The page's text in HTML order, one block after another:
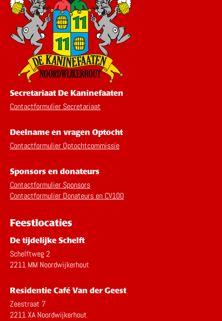
Secretariaat De Kaninefaaten
Contactformulier Secretariaat
Deelname en vragen Optocht
Contactformulier Optochtcommissie
Sponsors en donateurs
Contactformulier Sponsors
Contactformulier Donateurs en CV100
Feestlocaties
De tijdelijke Schelft
Schelftweg 2
2211 MM Noordwijkerhout
Residentie Café Van der Geest
Zeestraat 7
2211 XA Noordwijkerhout